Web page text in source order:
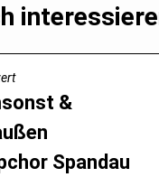
&
Spandau